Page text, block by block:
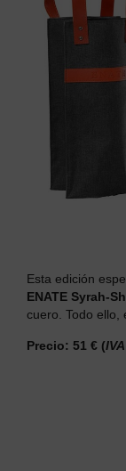
Esta edición
ENATE Syrah-
cuero. Todo ello,
Precio: 51 € (